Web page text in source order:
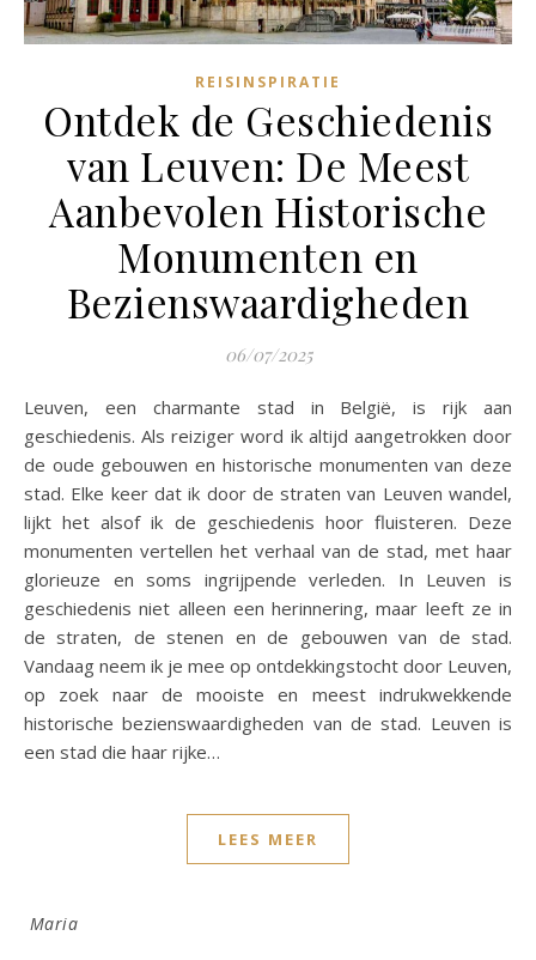
REISINSPIRATIE
Ontdek de Geschiedenis
van Leuven: De Meest
Aanbevolen Historische
Monumenten en
Bezienswaardigheden
06/07/2025
Leuven, een charmante stad in België, is rijk aan
geschiedenis. Als reiziger word ik altijd aangetrokken door
de oude gebouwen en historische monumenten van deze
stad. Elke keer dat ik door de straten van Leuven wandel,
lijkt het alsof ik de geschiedenis hoor fluisteren. Deze
monumenten vertellen het verhaal van de stad, met haar
glorieuze en soms ingrijpende verleden. In Leuven is
geschiedenis niet alleen een herinnering, maar leeft ze in
de straten, de stenen en de gebouwen van de stad.
Vandaag neem ik je mee op ontdekkingstocht door Leuven,
op zoek naar de mooiste en meest indrukwekkende
historische bezienswaardigheden van de stad. Leuven is
een stad die haar rijke…
LEES MEER
Maria